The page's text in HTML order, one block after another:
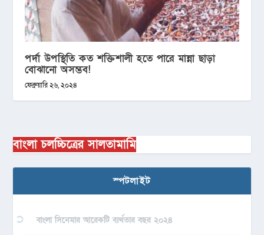
পর্দা উপস্থিতি কত শক্তিশালী হতে পারে মান্না ছাড়া
বোঝানো অসম্ভব!
ফেব্রুয়ারি ২৬, ২০২৪
বাংলা চলচ্চিত্রের সালতামামি
স্পটলাইট
বাংলা সিনেমার আরেকটি ব্যর্থতার বছর ২০২৪